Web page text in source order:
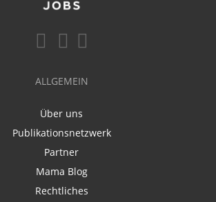
ALLGEMEIN
Über uns
Publikationsnetzwerk
Partner
Mama Blog
Rechtliches